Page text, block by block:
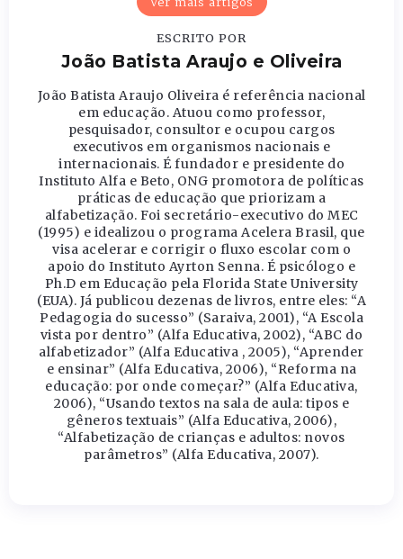
ESCRITO POR
João Batista Araujo e Oliveira
João Batista Araujo Oliveira é referência nacional
em educação. Atuou como professor,
pesquisador, consultor e ocupou cargos
executivos em organismos nacionais e
internacionais. É fundador e presidente do
Instituto Alfa e Beto, ONG promotora de políticas
práticas de educação que priorizam a
alfabetização. Foi secretário-executivo do MEC
(1995) e idealizou o programa Acelera Brasil, que
visa acelerar e corrigir o fluxo escolar com o
apoio do Instituto Ayrton Senna. É psicólogo e
Ph.D em Educação pela Florida State University
(EUA). Já publicou dezenas de livros, entre eles: “A
Pedagogia do sucesso” (Saraiva, 2001), “A Escola
vista por dentro” (Alfa Educativa, 2002), “ABC do
alfabetizador” (Alfa Educativa , 2005), “Aprender
e ensinar” (Alfa Educativa, 2006), “Reforma na
educação: por onde começar?” (Alfa Educativa,
2006), “Usando textos na sala de aula: tipos e
gêneros textuais” (Alfa Educativa, 2006),
“Alfabetização de crianças e adultos: novos
parâmetros” (Alfa Educativa, 2007).